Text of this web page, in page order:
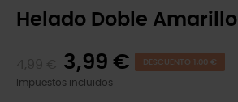
Helado Doble Amarillo
3,99 € DESCUENTO 1,00 €
Impuestos incluidos